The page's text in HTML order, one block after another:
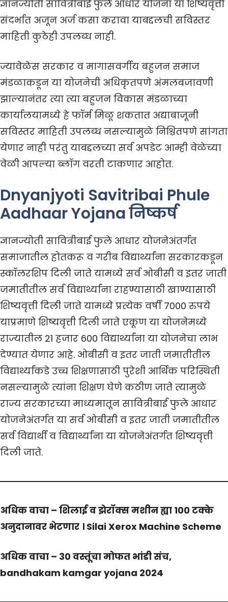
ज्ञानज्योती सावित्रीबाई फुले आधार योजना या शिष्यवृत्ती
संदर्भात अजून अर्ज कसा करावा याबद्दलची सविस्तर
माहिती कुठेही उपलब्ध नाही.
ज्यावेळेस सरकार व मागासवर्गीय बहुजन समाज
मंडळाकडून या योजनेची अधिकृतपणे अंमलबजावणी
झाल्यानंतर त्या त्या बहुजन विकास मंडळाच्या
कार्यालयामध्ये हे फॉर्म मिळू शकतात अद्याबाजूनी
सविस्तर माहिती उपलब्ध नसल्यामुळे निश्चितपणे सांगता
येणार नाही परंतु याबद्दलच्या सर्व अपडेट आम्ही वेळेच्या
वेळी आपल्या ब्लॉग वरती टाकणार आहोत.
Dnyanjyoti Savitribai Phule
Aadhaar Yojana निष्कर्ष
ज्ञानज्योती सावित्रीबाई फुले आधार योजनेअंतर्गत
समाजातील होतकरू व गरीब विद्यार्थ्यांना सरकारकडून
स्कॉलरशिप दिली जाते यामध्ये सर्व ओबीसी व इतर जाती
जमातीतील सर्व विद्यार्थ्यांना राहण्यासाठी खाण्यासाठी
शिष्यवृत्ती दिली जाते यामध्ये प्रत्येक वर्षी 7000 रुपये
याप्रमाणे शिष्यवृत्ती दिली जाते एकूण या योजनेमध्ये
राज्यातील 21 हजार 600 विद्यार्थ्यांना या योजनेचा लाभ
देण्यात येणार आहे. ओबीसी व इतर जाती जमातीतील
विद्यार्थ्यांकडे उच्च शिक्षणासाठी पुरेशी आर्थिक परिस्थिती
नसल्यामुळे त्यांना शिक्षण घेणे कठीण जाते त्यामुळे
राज्य सरकारच्या माध्यमातून सावित्रीबाई फुले आधार
योजनेअंतर्गत या सर्व ओबीसी व इतर जाती जमातीतील
सर्व विद्यार्थी व विद्यार्थ्यांना या योजनेअंतर्गत शिष्यवृत्ती
दिली जाते.
अधिक वाचा – शिलाई व झेरॉक्स मशीन ह्या 100 टक्के
अनुदानावर भेटणार । Silai Xerox Machine Scheme
अधिक वाचा – 30 वस्तूंचा मोफत भांडी संच,
bandhakam kamgar yojana 2024